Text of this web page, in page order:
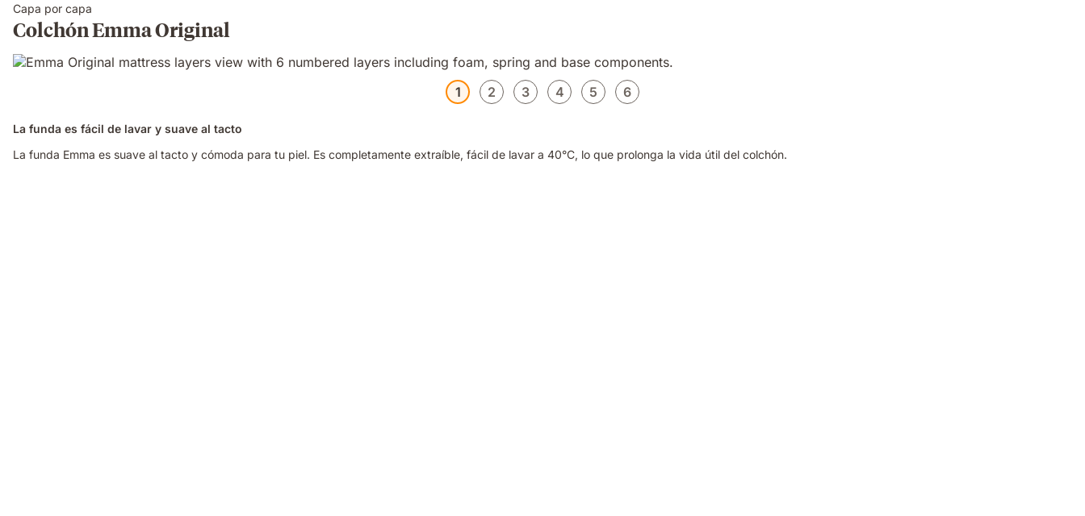
Capa por capa
Colchón Emma Original
1 2 3 4 5 6
La funda es fácil de lavar y suave al tacto
La funda Emma es suave al tacto y cómoda para tu piel. Es completamente extraíble, fácil de lavar a 40°C, lo que prolonga la vida útil del colchón.